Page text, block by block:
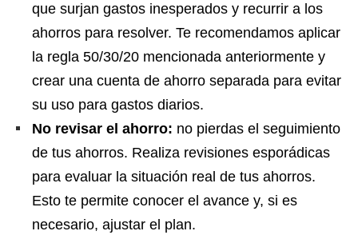
que surjan gastos inesperados y recurrir a los
ahorros para resolver. Te recomendamos aplicar
la regla 50/30/20 mencionada anteriormente y
crear una cuenta de ahorro separada para evitar
su uso para gastos diarios.
No revisar el ahorro: no pierdas el seguimiento
de tus ahorros. Realiza revisiones esporádicas
para evaluar la situación real de tus ahorros.
Esto te permite conocer el avance y, si es
necesario, ajustar el plan.